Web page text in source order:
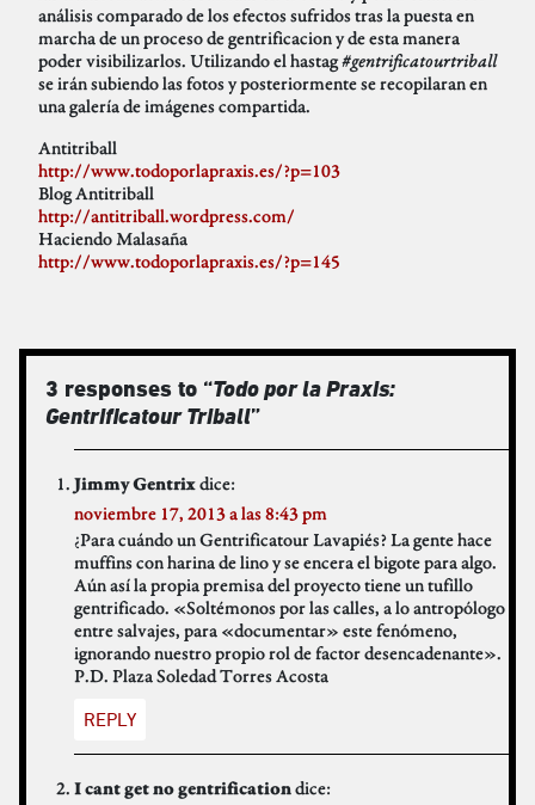
análisis comparado de los efectos sufridos tras la puesta en
marcha de un proceso de gentrificacion y de esta manera
poder visibilizarlos. Utilizando el hastag#gentrificatourtriball
se irán subiendo las fotos y posteriormente se recopilaran en
una galería de imágenes compartida.
Antitriball
http://www.todoporlapraxis.es/?p=103
Blog Antitriball
http://antitriball.wordpress.com/
Haciendo Malasaña
http://www.todoporlapraxis.es/?p=145
3 responses to “Todo por la Praxis:
Gentrificatour Triball”
Jimmy Gentrixdice:
noviembre 17, 2013 a las 8:43 pm
¿Para cuándo un Gentrificatour Lavapiés? La gente hace
muffins con harina de lino y se encera el bigote para algo.
Aún así la propia premisa del proyecto tiene un tufillo
gentrificado. «Soltémonos por las calles, a lo antropólogo
entre salvajes, para «documentar» este fenómeno,
ignorando nuestro propio rol de factor desencadenante».
P.D. Plaza Soledad Torres Acosta
REPLY
I cant get no gentrificationdice: